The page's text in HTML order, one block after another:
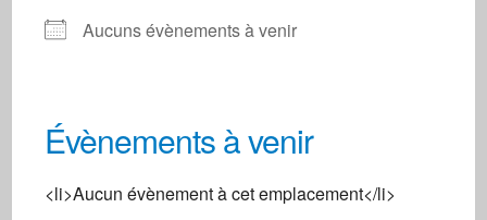
Aucuns évènements à venir
3, rue de la Gare - Arnay-Le-Duc
Évènements à venir
<li>Aucun évènement à cet emplacement</li>